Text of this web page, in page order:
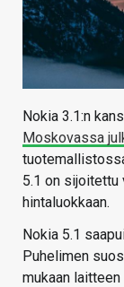
VAIHDA TEEMA
HAKU
Nokia 3.1:n
Moskovassa
5.1 on sijoitettu
hintaluokkaan.
Nokia 5.1
Puhelimen
mukaan